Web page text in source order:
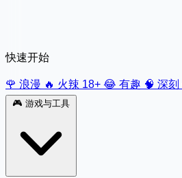
快速开始
🌹 浪漫 🔥 火辣 18+ 😂 有趣 🧠 深刻
🎮 游戏与工具